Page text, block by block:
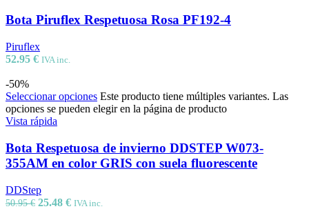
Bota Piruflex Respetuosa Rosa PF192-4
Piruflex
52.95 € IVA inc.
-50%
Seleccionar opciones Este producto tiene múltiples variantes. Las
opciones se pueden elegir en la página de producto
Vista rápida
Bota Respetuosa de invierno DDSTEP W073-
355AM en color GRIS con suela fluorescente
DDStep
50.95€ 25.48 € IVA inc.